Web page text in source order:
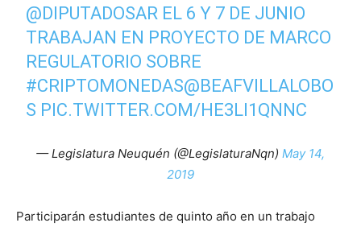
@DIPUTADOSAR EL 6 Y 7 DE JUNIO
TRABAJAN EN PROYECTO DE MARCO
REGULATORIO SOBRE
#CRIPTOMONEDAS@BEAFVILLALOBO
S PIC.TWITTER.COM/HE3LI1QNNC
— Legislatura Neuquén (@LegislaturaNqn) May 14,
2019
Participarán estudiantes de quinto año en un trabajo